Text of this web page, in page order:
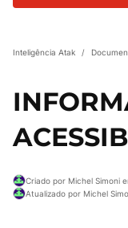
Inteligência Atak /
Criado por Michel Simoni
Atualizado por Michel